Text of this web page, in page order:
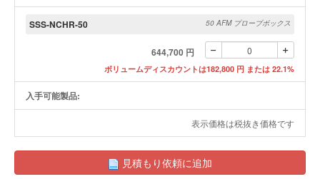
SSS-NCHR-50 50 AFM プローブボックス
644,700 円
ボリュームディスカウントは182,800 円 または 22.1%
入手可能製品:
表示価格は税抜き価格です
見積もり依頼に追加